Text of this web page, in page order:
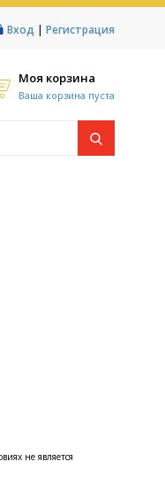
Вход | Регистрация
Моя корзина
Ваша корзина пуста
не является